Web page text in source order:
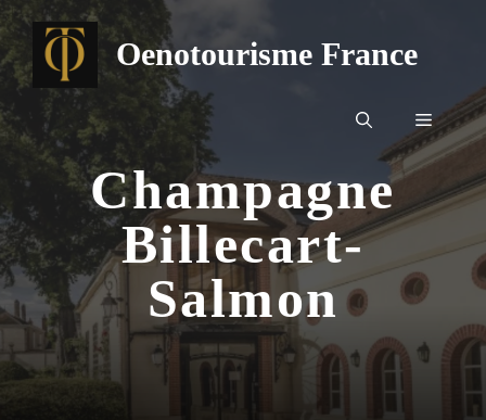
Aller
au
contenu
Oenotourisme France
Menu
Champagne
Billecart-
Salmon